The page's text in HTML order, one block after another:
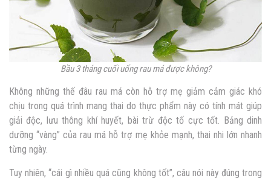
Bầu 3 tháng cuối uống rau má được không?
Không những thế đâu rau má còn hỗ trợ mẹ giảm cảm giác khó
chịu trong quá trình mang thai do thực phẩm này có tính mát giúp
giải độc, lưu thông khí huyết, bài trừ độc tố cực tốt. Bảng dinh
dưỡng “vàng” của rau má hỗ trợ mẹ khỏe mạnh, thai nhi lớn nhanh
từng ngày.
Tuy nhiên, “cái gì nhiều quá cũng không tốt”, câu nói này đúng trong